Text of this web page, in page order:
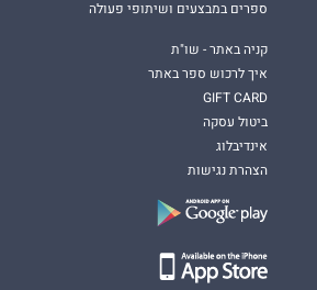
ספרים במבצעים ושיתופי פעולה
קניה באתר - שו"ת
איך לרכוש ספר באתר
GIFT CARD
ביטול עסקה
אינדיבלוג
הצהרת נגישות